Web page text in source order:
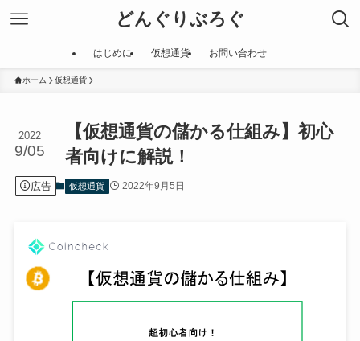
どんぐりぶろぐ
はじめに 仮想通貨 お問い合わせ
ホーム 仮想通貨
【仮想通貨の儲かる仕組み】初心
者向けに解説！
2022
9/05
広告 仮想通貨 2022年9月5日